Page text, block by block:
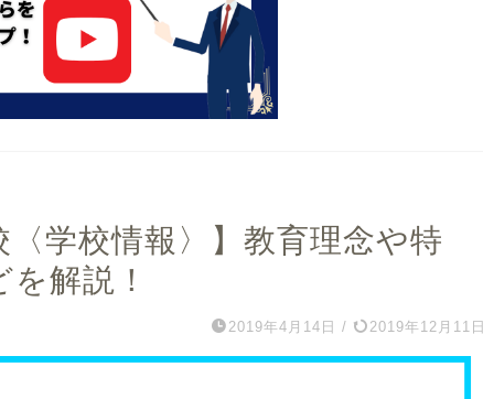
〈学校情報〉】教育理念や特
解説！
2019年4月14日 / 2019年12月11日